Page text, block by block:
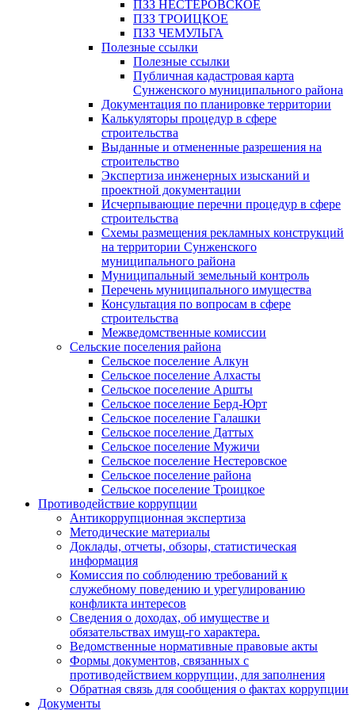
ПЗЗ НЕСТЕРОВСКОЕ
ПЗЗ ТРОИЦКОЕ
ПЗЗ ЧЕМУЛЬГА
Полезные ссылки
Полезные ссылки
Публичная кадастровая карта
Сунженского муниципального района
Документация по планировке территории
Калькуляторы процедур в сфере
строительства
Выданные и отмененные разрешения на
строительство
Экспертиза инженерных изысканий и
проектной документации
Исчерпывающие перечни процедур в сфере
строительства
Схемы размещения рекламных конструкций
на территории Сунженского
муниципального района
Муниципальный земельный контроль
Перечень муниципального имущества
Консультация по вопросам в сфере
строительства
Межведомственные комиссии
Сельские поселения района
Сельское поселение Алкун
Сельское поселение Алхасты
Сельское поселение Аршты
Сельское поселение Берд-Юрт
Сельское поселение Галашки
Сельское поселение Даттых
Сельское поселение Мужичи
Сельское поселение Нестеровское
Сельское поселение района
Сельское поселение Троицкое
Противодействие коррупции
Антикоррупционная экспертиза
Методические материалы
Доклады, отчеты, обзоры, статистическая
информация
Комиссия по соблюдению требований к
служебному поведению и урегулированию
конфликта интересов
Сведения о доходах, об имуществе и
обязательствах имущ-го характера.
Ведомственные нормативные правовые акты
Формы документов, связанных с
противодействием коррупции, для заполнения
Обратная связь для сообщения о фактах коррупции
Документы